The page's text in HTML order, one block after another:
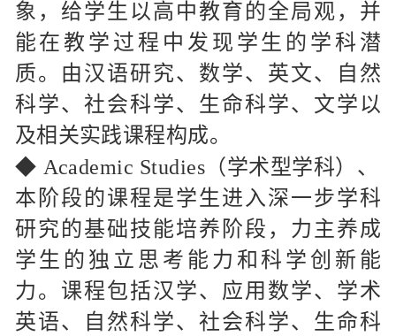
象，给学生以高中教育的全局观，并
能在教学过程中发现学生的学科潜
质。由汉语研究、数学、英文、自然
科学、社会科学、生命科学、文学以
及相关实践课程构成。
◆ Academic Studies（学术型学科）、
本阶段的课程是学生进入深一步学科
研究的基础技能培养阶段，力主养成
学生的独立思考能力和科学创新能
力。课程包括汉学、应用数学、学术
英语、自然科学、社会科学、生命科